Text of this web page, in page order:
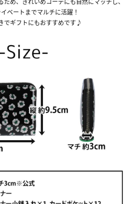
ベートまでマルチに活躍！
でギフトにもおすすめです♪